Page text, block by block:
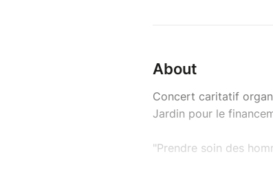
About
Concert caritatif
Jardin pour le
"Prendre soin des